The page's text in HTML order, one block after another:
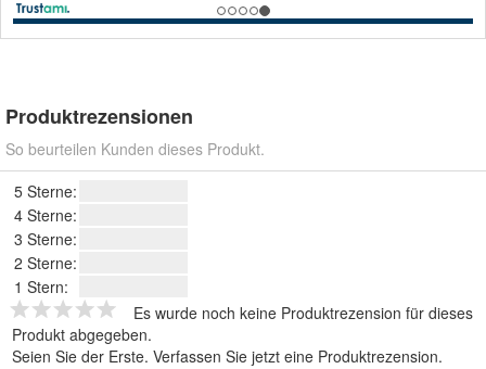
Produktrezensionen
So beurteilen Kunden dieses Produkt.
5 Sterne:
4 Sterne:
3 Sterne:
2 Sterne:
1 Stern:
Es wurde noch keine Produktrezension für dieses
Produkt abgegeben.
Seien Sie der Erste. Verfassen Sie jetzt eine Produktrezension.